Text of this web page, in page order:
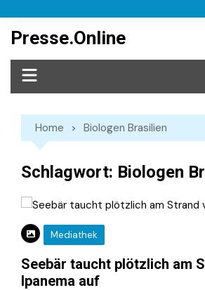
content
Presse.Online
Home Biologen Brasilien
Schlagwort: Biologen
Mediathek
Seebär taucht plötzlich am
Ipanema auf